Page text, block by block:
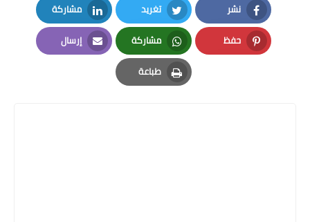
نشر
Facebook
تغريد
Twitter
مشاركة
LinkedIn
حفظ
Pinterest
مشاركة
Whatsapp
إرسال
Email
طباعة
Print